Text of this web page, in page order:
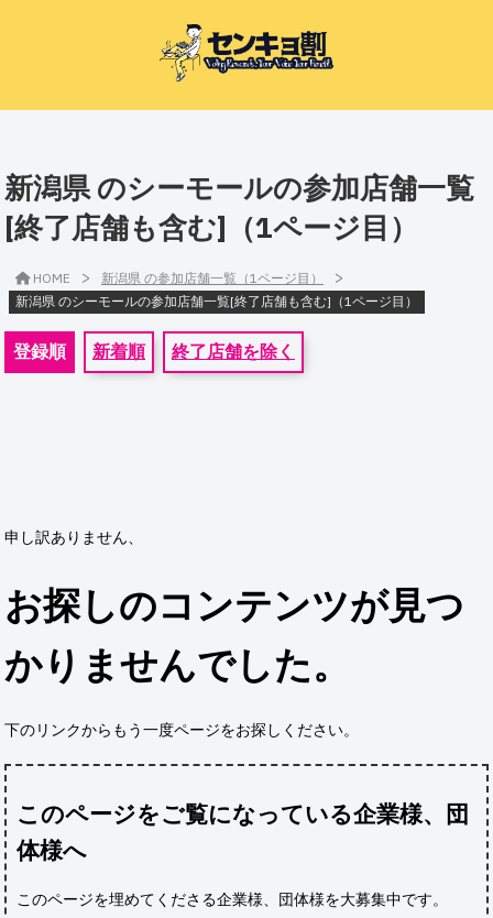
新潟県 のシーモールの参加店舗一覧
[終了店舗も含む]（1ページ目）
HOME > 新潟県 の参加店舗一覧（1ページ目） >
新潟県 のシーモールの参加店舗一覧[終了店舗も含む]（1ページ目）
登録順 新着順 終了店舗を除く
申し訳ありません、
お探しのコンテンツが見つ
かりませんでした。
下のリンクからもう一度ページをお探しください。
このページをご覧になっている企業様、団
体様へ
このページを埋めてくださる企業様、団体様を大募集中です。